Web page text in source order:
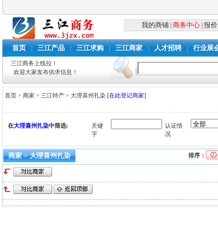
我的商铺 商务中心 |报
首页 三江产品 三江求购 三江商家 人才招聘 行业展
三江商务上线拉！
欢迎大家发布供求信息！
首页 >商家 >三江特产 > 大理喜州扎染 [在此登记商家]
在大理喜州扎染中筛选:
关键
字
认证情
况
商家 > 大理喜州扎染 排序：